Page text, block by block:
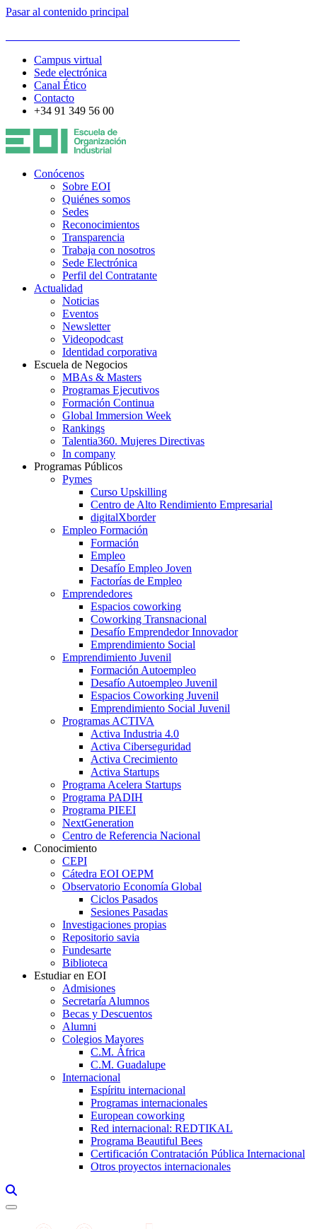
Pasar al contenido principal
Campus virtual
Sede electrónica
Canal Ético
Contacto
+34 91 349 56 00
Conócenos
Sobre EOI
Quiénes somos
Sedes
Reconocimientos
Transparencia
Trabaja con nosotros
Sede Electrónica
Perfil del Contratante
Actualidad
Noticias
Eventos
Newsletter
Videopodcast
Identidad corporativa
Escuela de Negocios
MBAs & Masters
Programas Ejecutivos
Formación Continua
Global Immersion Week
Rankings
Talentia360. Mujeres Directivas
In company
Programas Públicos
Pymes
Curso Upskilling
Centro de Alto Rendimiento Empresarial
digitalXborder
Empleo Formación
Formación
Empleo
Desafío Empleo Joven
Factorías de Empleo
Emprendedores
Espacios coworking
Coworking Transnacional
Desafío Emprendedor Innovador
Emprendimiento Social
Emprendimiento Juvenil
Formación Autoempleo
Desafío Autoempleo Juvenil
Espacios Coworking Juvenil
Emprendimiento Social Juvenil
Programas ACTIVA
Activa Industria 4.0
Activa Ciberseguridad
Activa Crecimiento
Activa Startups
Programa Acelera Startups
Programa PADIH
Programa PIEEI
NextGeneration
Centro de Referencia Nacional
Conocimiento
CEPI
Cátedra EOI OEPM
Observatorio Economía Global
Ciclos Pasados
Sesiones Pasadas
Investigaciones propias
Repositorio savia
Fundesarte
Biblioteca
Estudiar en EOI
Admisiones
Secretaría Alumnos
Becas y Descuentos
Alumni
Colegios Mayores
C.M. África
C.M. Guadalupe
Internacional
Espíritu internacional
Programas internacionales
European coworking
Red internacional: REDTIKAL
Programa Beautiful Bees
Certificación Contratación Pública Internacional
Otros proyectos internacionales